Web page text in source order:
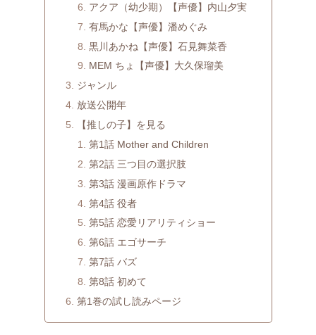
アクア（幼少期）【声優】内山夕実
有馬かな【声優】潘めぐみ
黒川あかね【声優】石見舞菜香
MEM ちょ【声優】大久保瑠美
ジャンル
放送公開年
【推しの子】を見る
第1話 Mother and Children
第2話 三つ目の選択肢
第3話 漫画原作ドラマ
第4話 役者
第5話 恋愛リアリティショー
第6話 エゴサーチ
第7話 バズ
第8話 初めて
第1巻の試し読みページ